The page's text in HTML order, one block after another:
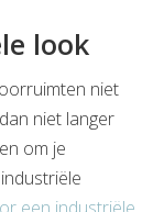
look
niet
niet langer
om je